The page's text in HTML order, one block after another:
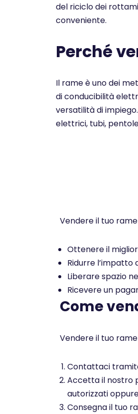
del riciclo dei
conveniente.
Perché
Il rame è uno dei
di conducibilità
versatilità di
elettrici, tubi,
Vendere il tuo
Ottenere il
Ridurre
Liberare spazio
Ricevere un
Come
Vendere il tuo
Contattaci
Accetta il nostro
autorizzati
Consegna il tuo